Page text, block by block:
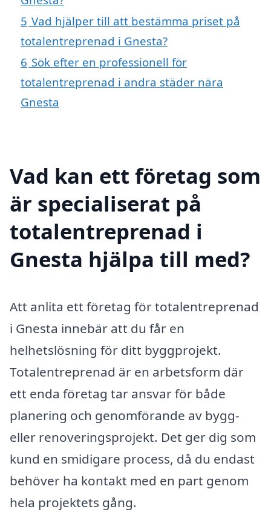
5 Vad hjälper till att bestämma priset på
totalentreprenad i Gnesta?
6 Sök efter en professionell för
totalentreprenad i andra städer nära
Gnesta
Vad kan ett företag som
är specialiserat på
totalentreprenad i
Gnesta hjälpa till med?
Att anlita ett företag för totalentreprenad
i Gnesta innebär att du får en
helhetslösning för ditt byggprojekt.
Totalentreprenad är en arbetsform där
ett enda företag tar ansvar för både
planering och genomförande av bygg-
eller renoveringsprojekt. Det ger dig som
kund en smidigare process, då du endast
behöver ha kontakt med en part genom
hela projektets gång.